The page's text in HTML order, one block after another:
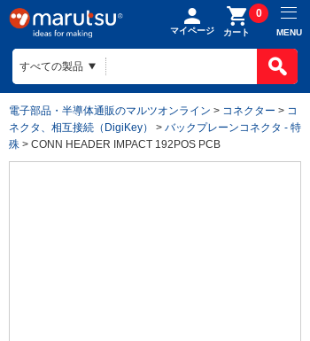
マイページ カート
0
MENU
電子部品・半導体通販のマルツオンライン > コネクター > コ
ネクタ、相互接続（DigiKey）
> バックプレーンコネクタ - 特
殊 > CONN HEADER IMPACT 192POS PCB